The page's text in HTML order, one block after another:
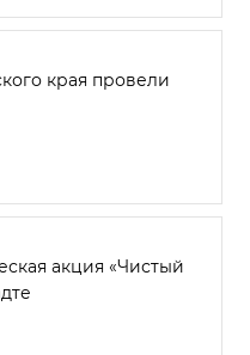
края провели
акция «Чистый